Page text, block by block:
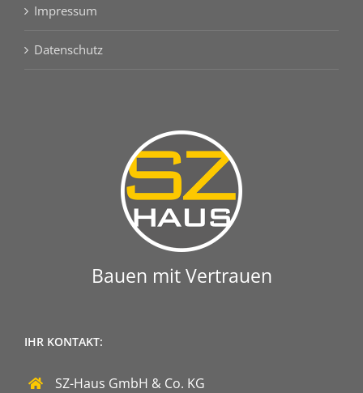
Impressum
Datenschutz
Bauen mit Vertrauen
IHR KONTAKT:
SZ-Haus GmbH & Co. KG